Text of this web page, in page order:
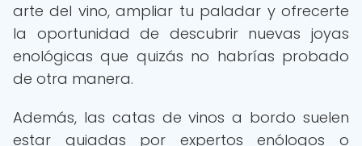
arte del vino, ampliar tu paladar y ofrecerte
la oportunidad de descubrir nuevas joyas
enológicas que quizás no habrías probado
de otra manera.
Además, las catas de vinos a bordo suelen
estar guiadas por expertos enólogos o